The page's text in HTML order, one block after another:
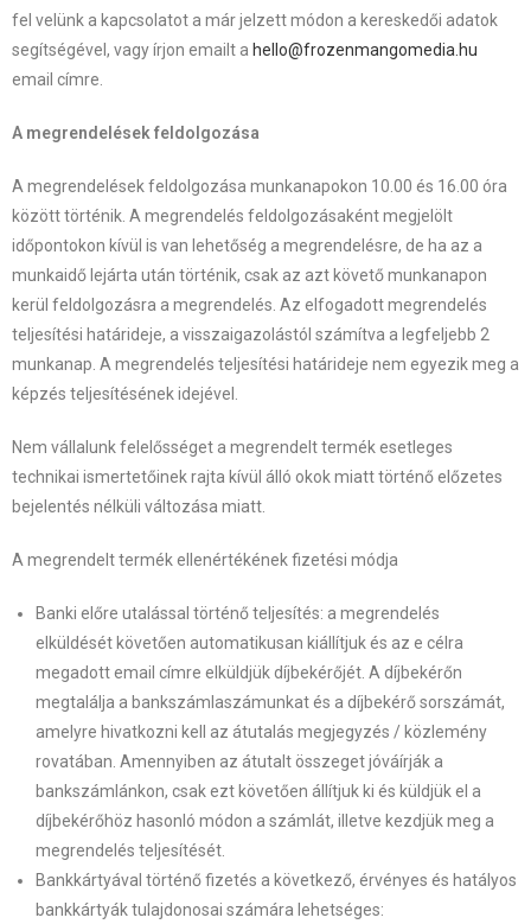
fel velünk a kapcsolatot a már jelzett módon a kereskedői adatok
segítségével, vagy írjon emailt a hello@frozenmangomedia.hu
email címre.
A megrendelések feldolgozása
A megrendelések feldolgozása munkanapokon 10.00 és 16.00 óra
között történik. A megrendelés feldolgozásaként megjelölt
időpontokon kívül is van lehetőség a megrendelésre, de ha az a
munkaidő lejárta után történik, csak az azt követő munkanapon
kerül feldolgozásra a megrendelés. Az elfogadott megrendelés
teljesítési határideje, a visszaigazolástól számítva a legfeljebb 2
munkanap. A megrendelés teljesítési határideje nem egyezik meg a
képzés teljesítésének idejével.
Nem vállalunk felelősséget a megrendelt termék esetleges
technikai ismertetőinek rajta kívül álló okok miatt történő előzetes
bejelentés nélküli változása miatt.
A megrendelt termék ellenértékének fizetési módja
Banki előre utalással történő teljesítés: a megrendelés
elküldését követően automatikusan kiállítjuk és az e célra
megadott email címre elküldjük díjbekérőjét. A díjbekérőn
megtalálja a bankszámlaszámunkat és a díjbekérő sorszámát,
amelyre hivatkozni kell az átutalás megjegyzés / közlemény
rovatában. Amennyiben az átutalt összeget jóváírják a
bankszámlánkon, csak ezt követően állítjuk ki és küldjük el a
díjbekérőhöz hasonló módon a számlát, illetve kezdjük meg a
megrendelés teljesítését.
Bankkártyával történő fizetés a következő, érvényes és hatályos
bankkártyák tulajdonosai számára lehetséges: